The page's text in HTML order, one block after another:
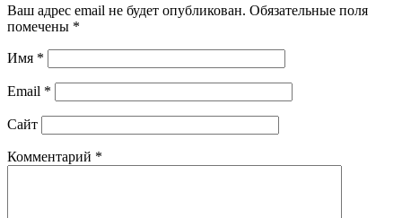
Ваш адрес email не будет опубликован. Обязательные поля
помечены *
Имя *
Email *
Сайт
Комментарий *